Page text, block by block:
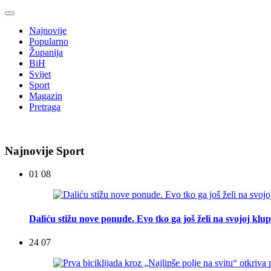
Najnovije
Popularno
Županija
BiH
Svijet
Sport
Magazin
Pretraga
Najnovije Sport
01 08
Daliću stižu nove ponude. Evo tko ga još želi na svojoj
24 07